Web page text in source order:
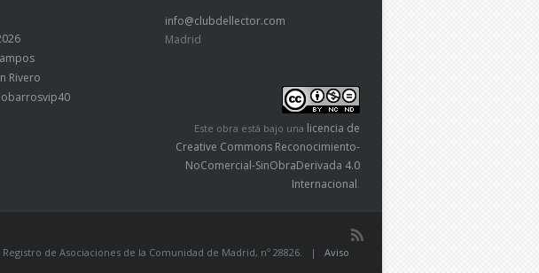
Rivero
info@clubdellector.com
Madrid
Este obra está bajo una licencia de
Creative Commons Reconocimiento-
NoComercial-SinObraDerivada 4.0
Internacional
de Asociaciones de la Comunidad de Madrid, nº 28826. | Aviso